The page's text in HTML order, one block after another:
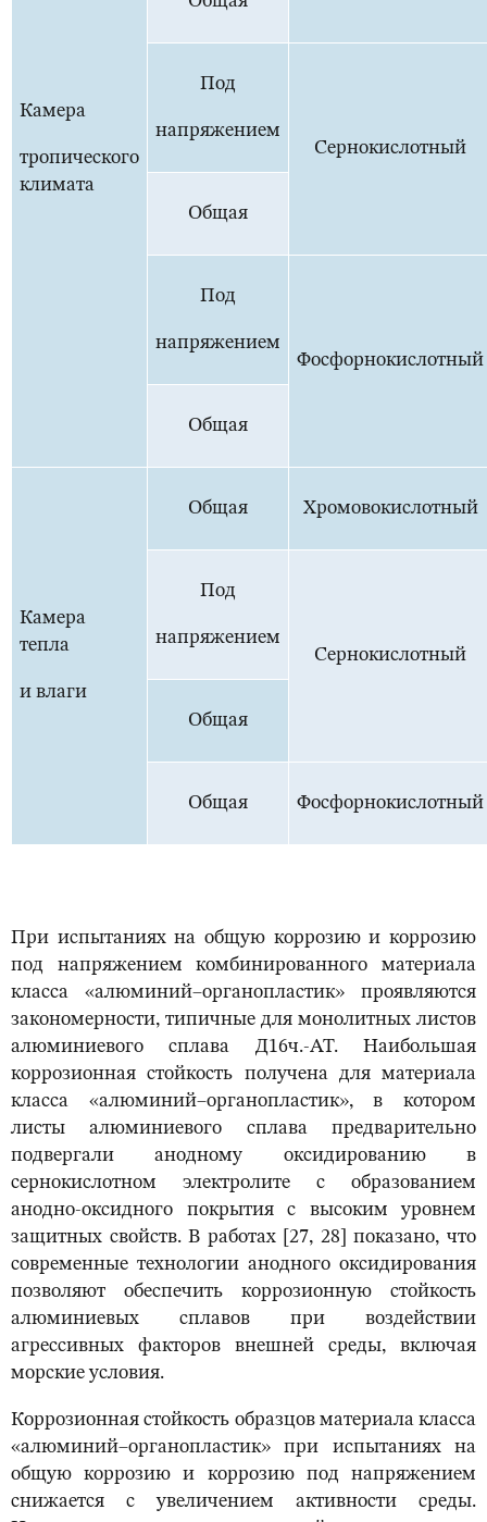
Камера
тропического
климата
Под
напряжением
Сернокислотный
Общая
Под
напряжением
Фосфорнокислотный
Общая
Камера
тепла
и влаги
Общая Хромовокислотный
Под
напряжением
Сернокислотный
Общая
Общая Фосфорнокислотный
При испытаниях на общую коррозию и коррозию
под напряжением комбинированного материала
класса «алюминий–органопластик» проявляются
закономерности, типичные для монолитных листов
алюминиевого сплава Д16ч.-АТ. Наибольшая
коррозионная стойкость получена для материала
класса «алюминий–органопластик», в котором
листы алюминиевого сплава предварительно
подвергали анодному оксидированию в
сернокислотном электролите с образованием
анодно-оксидного покрытия с высоким уровнем
защитных свойств. В работах [27, 28] показано, что
современные технологии анодного оксидирования
позволяют обеспечить коррозионную стойкость
алюминиевых сплавов при воздействии
агрессивных факторов внешней среды, включая
морские условия.
Коррозионная стойкость образцов материала класса
«алюминий–органопластик» при испытаниях на
общую коррозию и коррозию под напряжением
снижается с увеличением активности среды.